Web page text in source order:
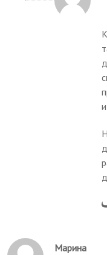
Марина